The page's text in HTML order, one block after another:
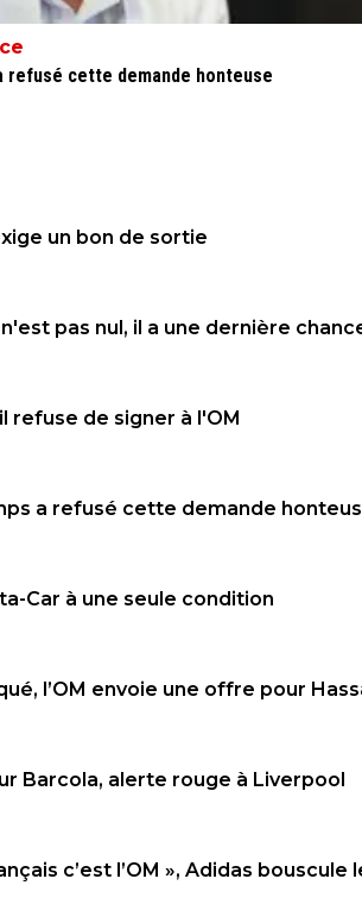
refusé cette demande honteuse
un bon de sortie
n'est pas nul, il a une dernière
refuse de signer à l'OM
a refusé cette demande
Car à une seule condition
l’OM envoie une offre pour
Barcola, alerte rouge à Liverpool
c’est l’OM », Adidas bouscule